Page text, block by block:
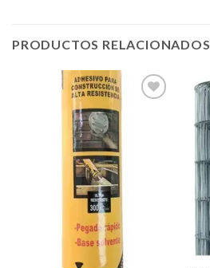
PRODUCTOS RELACIONADOS